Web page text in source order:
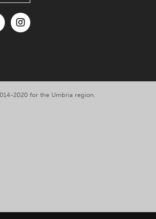
2020 for the Umbria region.